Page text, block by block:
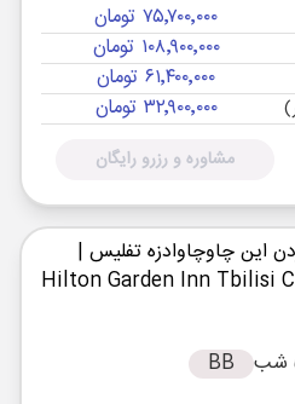
۷۵٬۷۰۰٬۰۰۰ تومان
۱۰۸٬۹۰۰٬۰۰۰ تومان
۶۱٬۴۰۰٬۰۰۰ تومان
۳۲٬۹۰۰٬۰۰۰ تومان
مشاوره و رزرو رایگان
این چاوچاوادزه تفلیس |
Hilton Garden Inn Tbilisi
BB